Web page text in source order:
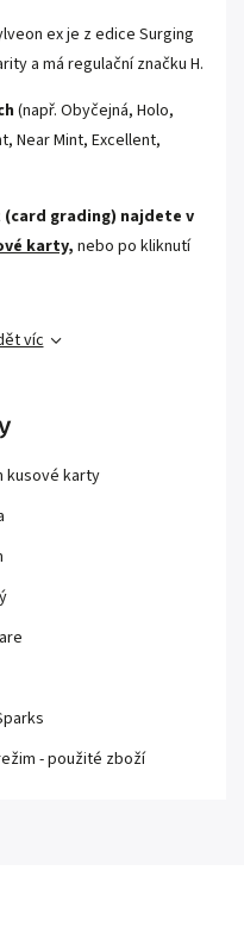
ex je z edice Surging
a má regulační značku H.
(např. Obyčejná, Holo,
Near Mint, Excellent,
grading) najdete v
karty, nebo po kliknutí
víc
kusové karty
- použité zboží